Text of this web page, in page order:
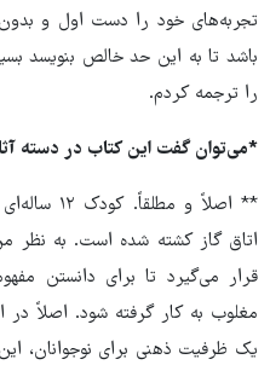
تجربه‌های خود را دست اول و بدون
باشد تا به این حد خالص بنویسد
را ترجمه کردم.
*می‌توان گفت این کتاب در دسته
** اصلاً و
اتاق گاز کشته شده است. به نظر
قرار می‌گیرد تا برای دانستن
مغلوب به کار گرفته شود. اصلاً در
یک ظرفیت ذهنی برای نوجوانان،